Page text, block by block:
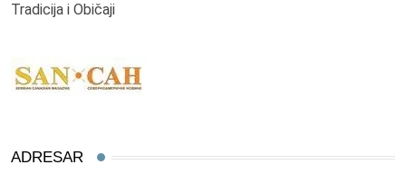
Tradicija i Običaji
ADRESAR